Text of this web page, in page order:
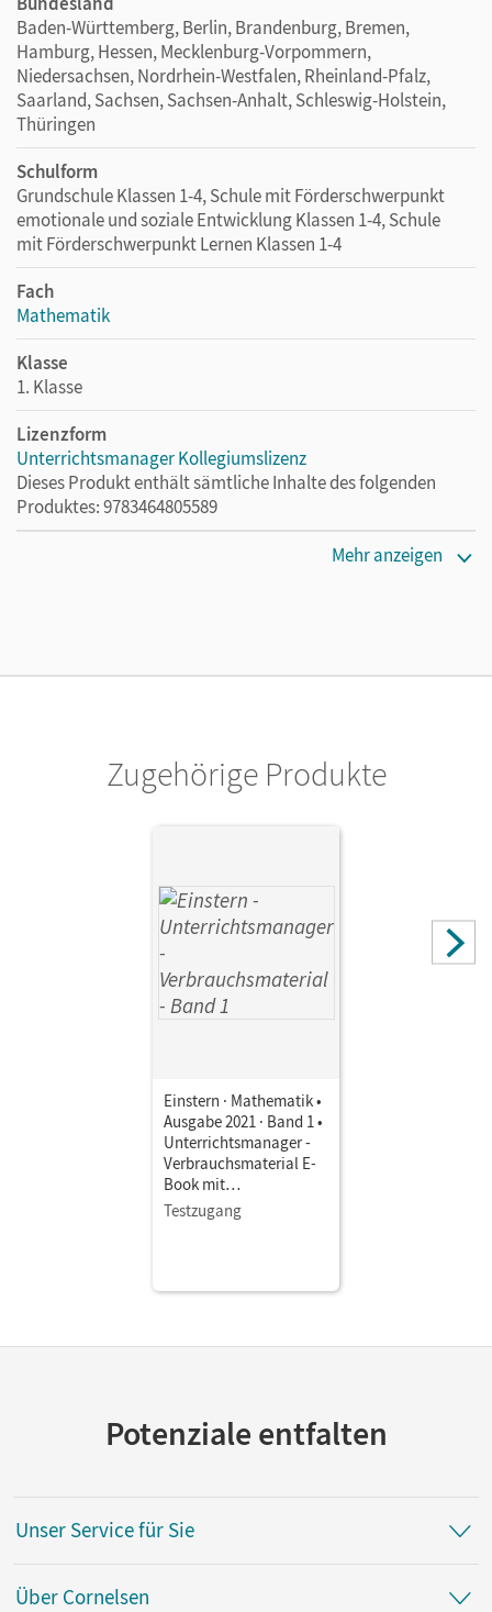
Baden-Württemberg, Berlin, Brandenburg, Bremen,
Hamburg, Hessen, Mecklenburg-Vorpommern,
Niedersachsen, Nordrhein-Westfalen, Rheinland-Pfalz,
Saarland, Sachsen, Sachsen-Anhalt, Schleswig-Holstein,
Thüringen
Schulform
Grundschule Klassen 1-4, Schule mit Förderschwerpunkt
emotionale und soziale Entwicklung Klassen 1-4, Schule
mit Förderschwerpunkt Lernen Klassen 1-4
Fach
Mathematik
Klasse
1. Klasse
Lizenzform
Unterrichtsmanager Kollegiumslizenz
Dieses Produkt enthält sämtliche Inhalte des folgenden
Produktes: 9783464805589
Unterrichtsmanagers solange das Lehrwerk erhältlich ist.
Mehr anzeigen
Zugehörige Produkte
Einstern · Mathematik •
Ausgabe 2021 · Band 1 •
Unterrichtsmanager -
Verbrauchsmaterial E-
Book mit
Lehrkräftematerialien
und Planungstools
Testzugang
Potenziale entfalten
Unser Service für Sie
Über Cornelsen